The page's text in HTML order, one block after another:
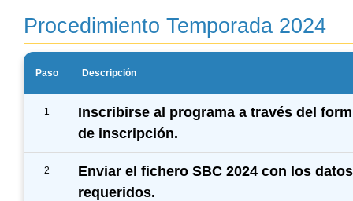
Procedimiento Temporada 2024
Paso Descripción
1
Inscribirse al programa a través del
de inscripción.
2
Enviar el fichero SBC 2024 con los datos
requeridos.